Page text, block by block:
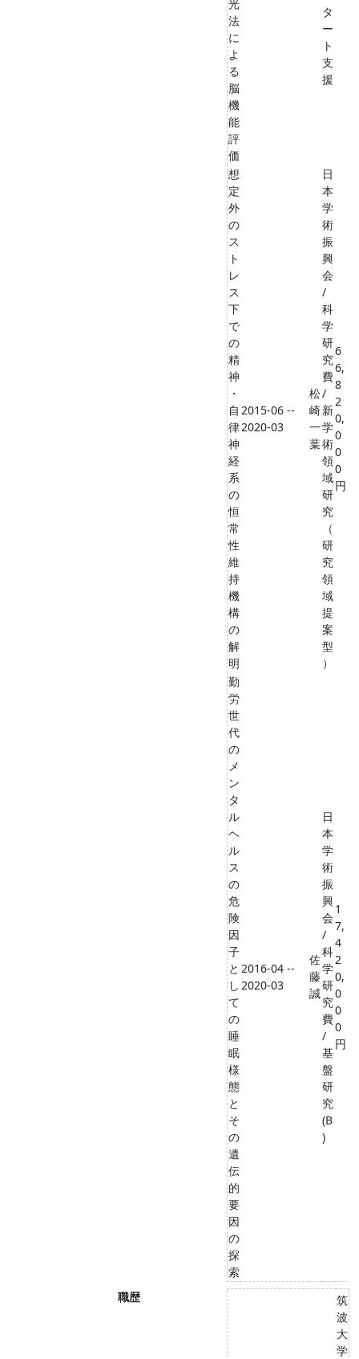
光
法
に
よ
る
脳
機
能
評
価
タ
ー
ト
支
援
想
定
外
の
ス
ト
レ
ス
下
で
の
精
神
・
自
律
神
経
系
の
恒
常
性
維
持
機
構
の
解
明
2015-06 --
2020-03
松
崎
一
葉
日
本
学
術
振
興
会
/
科
学
研
究
費
/
新
学
術
領
域
研
究
（
研
究
領
域
提
案
型
）
6
6,
8
2
0,
0
0
0
円
勤
労
世
代
の
メ
ン
タ
ル
ヘ
ル
ス
の
危
険
因
子
と
し
て
の
睡
眠
様
態
と
そ
の
遺
伝
的
要
因
の
探
索
2016-04 --
2020-03
佐
藤
誠
日
本
学
術
振
興
会
/
科
学
研
究
費
/
基
盤
研
究
(B
)
1
7,
4
2
0,
0
0
0
円
職歴
筑
波
大
学